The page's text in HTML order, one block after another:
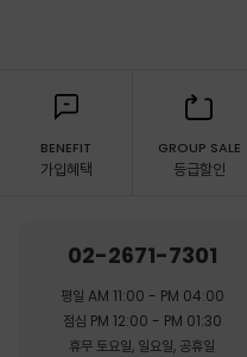
BENEFIT
가입혜택
GROUP SALE
등급할인
02-2671-7301
평일 AM 11:00 - PM 04:00
점심 PM 12:00 - PM 01:30
휴무 토요일, 일요일, 공휴일